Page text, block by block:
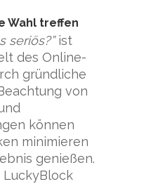
Wahl treffen
seriös?”ist
des Online-
gründliche
von
können
minimieren
genießen.